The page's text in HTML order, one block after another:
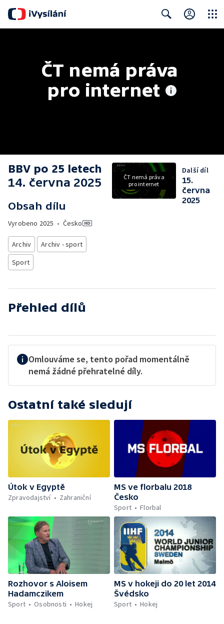
ČT nemá práva
pro internet
BBV po 25 letech
14. června 2025
Obsah dílu
Vyrobeno 2025 • Česko
Archiv
Archiv - sport
Sport
ČT nemá práva
pro internet
Další díl
15.
června
2025
Přehled dílů
Omlouváme se, tento pořad momentálně
nemá žádné přehratelné díly.
Ostatní také sledují
Útok v Egyptě
Zpravodajství
Zahraniční
MS ve florbalu 2018
Česko
Sport
Florbal
Rozhovor s Aloisem
Hadamczikem
Sport
Osobnosti Hokej
MS v hokeji do 20 let 2014
Švédsko
Sport
Hokej